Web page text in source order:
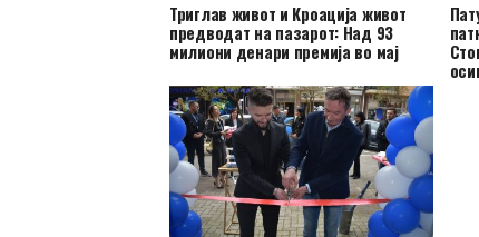
Триглав живот и Кроација живот
предводат на пазарот: Над 93
милиони денари премија во мај